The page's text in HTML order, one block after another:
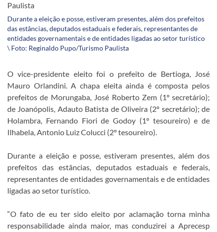
Durante a eleição e posse, estiveram presentes, além dos prefeitos
das estâncias, deputados estaduais e federais, representantes de
entidades governamentais e de entidades ligadas ao setor turístico
\ Foto: Reginaldo Pupo/Turismo Paulista
O vice-presidente eleito foi o prefeito de Bertioga, José
Mauro Orlandini. A chapa eleita ainda é composta pelos
prefeitos de Morungaba, José Roberto Zem (1º secretário);
de Joanópolis, Adauto Batista de Oliveira (2º secretário); de
Holambra, Fernando Fiori de Godoy (1º tesoureiro) e de
Ilhabela, Antonio Luiz Colucci (2º tesoureiro).
Durante a eleição e posse, estiveram presentes, além dos
prefeitos das estâncias, deputados estaduais e federais,
representantes de entidades governamentais e de entidades
ligadas ao setor turístico.
“O fato de eu ter sido eleito por aclamação torna minha
responsabilidade ainda maior, mas conduzirei a Aprecesp